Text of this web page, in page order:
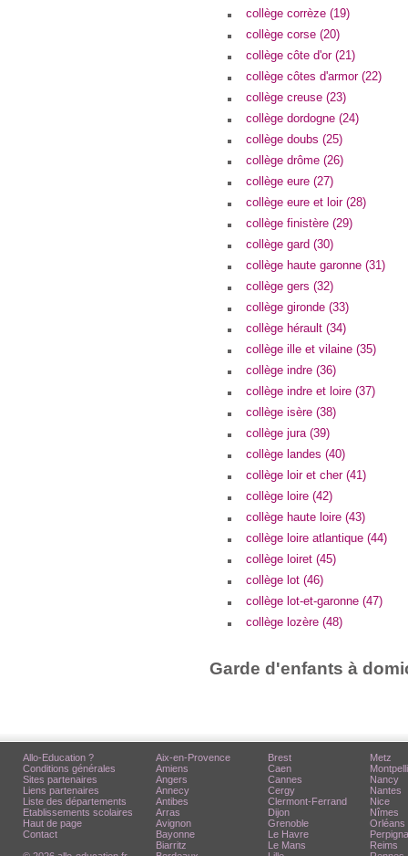
collège corrèze (19)
collège corse (20)
collège côte d'or (21)
collège côtes d'armor (22)
collège creuse (23)
collège dordogne (24)
collège doubs (25)
collège drôme (26)
collège eure (27)
collège eure et loir (28)
collège finistère (29)
collège gard (30)
collège haute garonne (31)
collège gers (32)
collège gironde (33)
collège hérault (34)
collège ille et vilaine (35)
collège indre (36)
collège indre et loire (37)
collège isère (38)
collège jura (39)
collège landes (40)
collège loir et cher (41)
collège loire (42)
collège haute loire (43)
collège loire atlantique (44)
collège loiret (45)
collège lot (46)
collège lot-et-garonne (47)
collège lozère (48)
Garde d'enfants à
Allo-Education ?
Conditions générales
Sites partenaires
Liens partenaires
Liste des départements
Etablissements scolaires
Haut de page
Contact
Aix-en-Provence
Amiens
Angers
Annecy
Antibes
Arras
Avignon
Bayonne
Biarritz
Brest
Caen
Cannes
Cergy
Clermont-Ferrand
Dijon
Grenoble
Le Havre
Le Mans
Metz
Nancy
Nantes
Nice
Nîmes
Orléans
Reims